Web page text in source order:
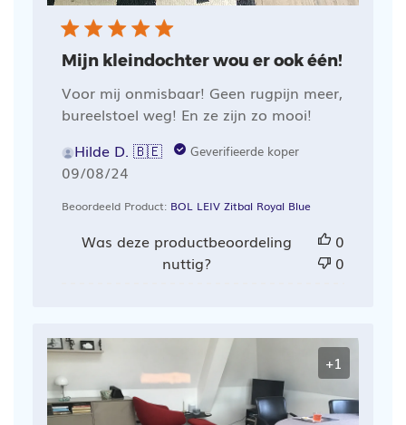
Mijn kleindochter wou er ook één!
Voor mij onmisbaar! Geen rugpijn meer,
bureelstoel weg! En ze zijn zo mooi!
Hilde D. 🇧🇪
Geverifieerde koper
Publicatiedatum
09/08/24
Beoordeeld Product: BOL LEIV Zitbal Royal Blue
Was deze productbeoordeling
nuttig?
0
0
+1